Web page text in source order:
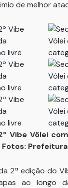
de melhor
Vibe Vôlei
2ª edição do
ao longo